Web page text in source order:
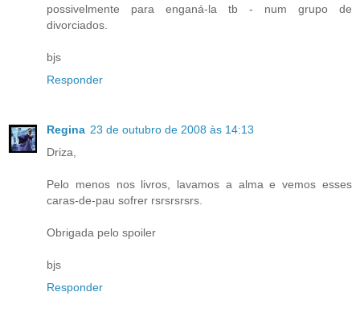
possivelmente para enganá-la tb - num grupo de
divorciados.
bjs
Responder
Regina 23 de outubro de 2008 às 14:13
Driza,
Pelo menos nos livros, lavamos a alma e vemos esses
caras-de-pau sofrer rsrsrsrsrs.
Obrigada pelo spoiler
bjs
Responder